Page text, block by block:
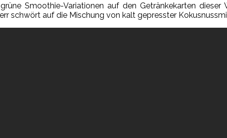
Smoothie-Variationen auf den Getränkekarten
schwört auf die Mischung von kalt gepresster